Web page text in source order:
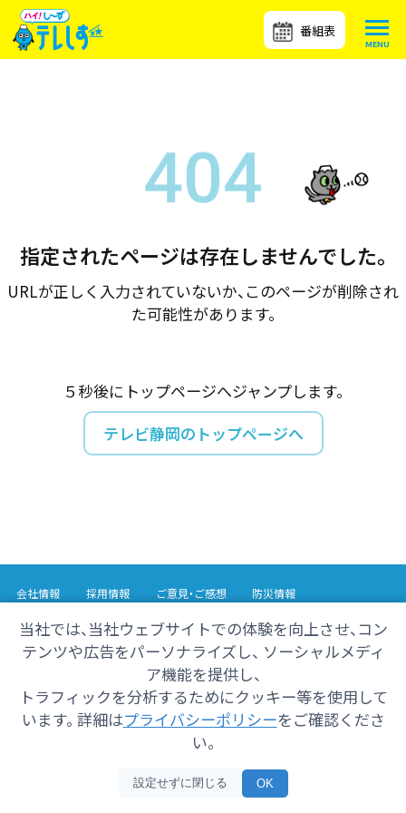
番組表
当社では、当社ウェブサイトでの体験を向上させ、コン
テンツや広告をパーソナライズし、 ソーシャルメディ
ア機能を提供し、
トラフィックを分析するためにクッキー等を使用して
います。 詳細はプライバシーポリシーをご確認くださ
い。
設定せずに閉じる OK
指定されたページは存在しませんでした。
URLが正しく入力されていないか、このページが削除され
た可能性があります。
５秒後にトップページへジャンプします。
テレビ静岡のトップページへ
会社情報 採用情報 ご意見・ご感想
防災情報
Copyright© 2025 SHIZUOKA TELECASTING Co.,Ltd.
All Rights Reserved.